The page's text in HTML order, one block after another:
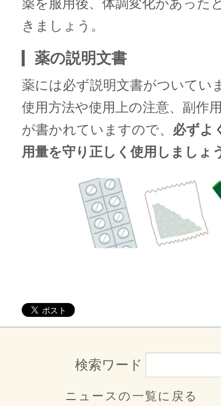
薬を服用後、体調変化があった
きましょう。
薬の説明文書
薬には必ず説明文書がついてい
使用方法や使用上の注意、副作
が書かれていますので、 必ずよ
用量を守り正しく使用しましょ
検索ワード
ニュースの一覧に戻る